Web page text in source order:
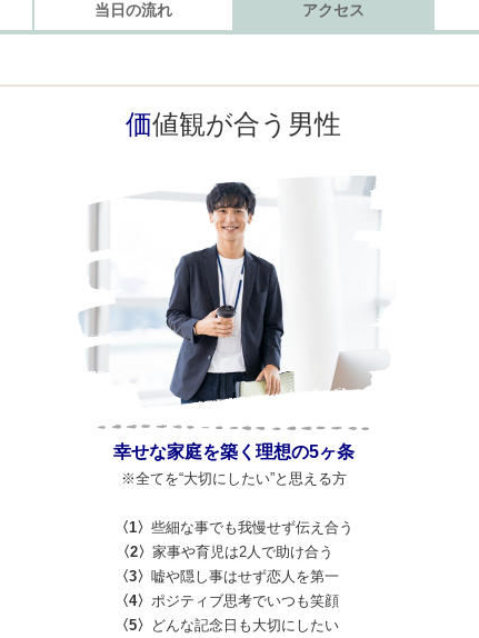
当日の流れ アクセス
価値観が合う男性
幸せな家庭を築く理想の5ヶ条
※全てを“大切にしたい”と思える方
〈1〉 些細な事でも我慢せず伝え合う
〈2〉 家事や育児は2人で助け合う
〈3〉 嘘や隠し事はせず恋人を第一
〈4〉 ポジティブ思考でいつも笑顔
〈5〉 どんな記念日も大切にしたい